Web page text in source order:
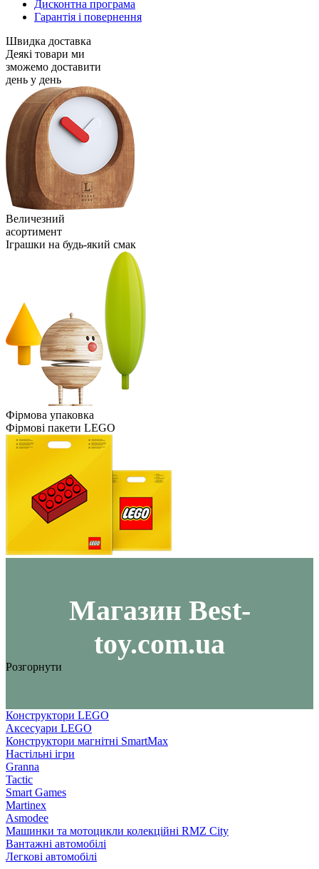
Дисконтна програма
Гарантія і повернення
Швидка доставка
Деякі товари ми
зможемо доставити
день у день
Величезний
асортимент
Іграшки на будь-який смак
Фірмова упаковка
Фірмові пакети LEGO
Maгазин Best-
toy.com.ua
Розгорнути
Конструктори LEGO
Аксесуари LEGO
Конструктори магнітні SmartMax
Настільні ігри
Granna
Tactic
Smart Games
Martinex
Asmodee
Машинки та мотоцикли колекційні RMZ City
Вантажні автомобілі
Легкові автомобілі